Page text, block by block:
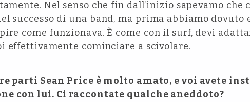
Nel senso che fin dall’inizio sapevamo che
successo di una band, ma prima abbiamo dovuto
come funzionava. È come con il surf, devi
effettivamente cominciare a scivolare.
parti Sean Price è molto amato, e voi avete
con lui. Ci raccontate qualche aneddoto?